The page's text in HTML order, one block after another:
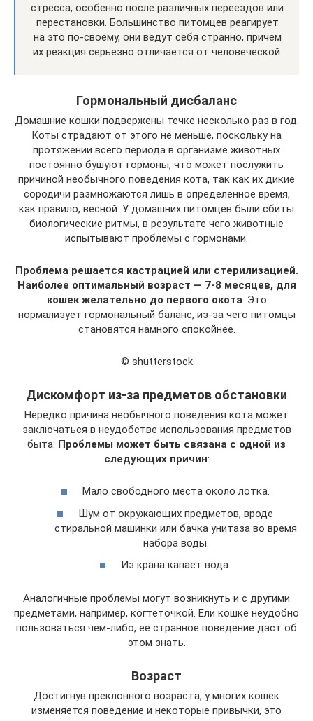
стресса, особенно после различных переездов или
перестановки. Большинство питомцев реагирует
на это по-своему, они ведут себя странно, причем
их реакция серьезно отличается от человеческой.
Гормональный дисбаланс
Домашние кошки подвержены течке несколько раз в год.
Коты страдают от этого не меньше, поскольку на
протяжении всего периода в организме животных
постоянно бушуют гормоны, что может послужить
причиной необычного поведения кота, так как их дикие
сородичи размножаются лишь в определенное время,
как правило, весной. У домашних питомцев были сбиты
биологические ритмы, в результате чего животные
испытывают проблемы с гормонами.
Проблема решается кастрацией или стерилизацией.
Наиболее оптимальный возраст — 7-8 месяцев, для
кошек желательно до первого окота . Это
нормализует гормональный баланс, из-за чего питомцы
становятся намного спокойнее.
© shutterstock
Дискомфорт из-за предметов обстановки
Нередко причина необычного поведения кота может
заключаться в неудобстве использования предметов
быта. Проблемы может быть связана с одной из
следующих причин:
Мало свободного места около лотка.
Шум от окружающих предметов, вроде
стиральной машинки или бачка унитаза во время
набора воды.
Из крана капает вода.
Аналогичные проблемы могут возникнуть и с другими
предметами, например, когтеточкой. Ели кошке неудобно
пользоваться чем-либо, её странное поведение даст об
этом знать.
Возраст
Достигнув преклонного возраста, у многих кошек
изменяется поведение и некоторые привычки, это